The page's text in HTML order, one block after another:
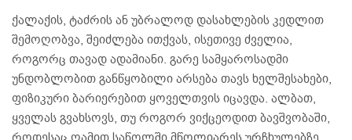
ქალაქის, ტაძრის ან უბრალოდ დასახლების კედლით
შემოღობვა, შეიძლება ითქვას, ისეთივე ძველია,
როგორც თავად ადამიანი. გარე სამყაროსადმი
უნდობლობით განწყობილი არსება თავს ხელშესახები,
ფიზიკური ბარიერებით ყოველთვის იცავდა. ალბათ,
ყველას გვახსოვს, თუ როგორ ვიქცეოდით ბავშვობაში,